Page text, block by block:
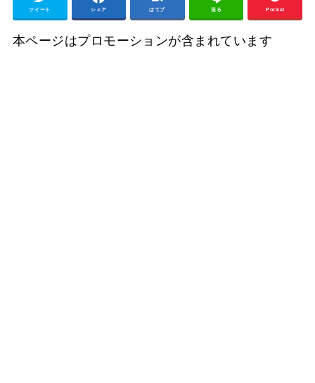
ツイート シェア はてブ 送る Pocket
本ページはプロモーションが含まれています